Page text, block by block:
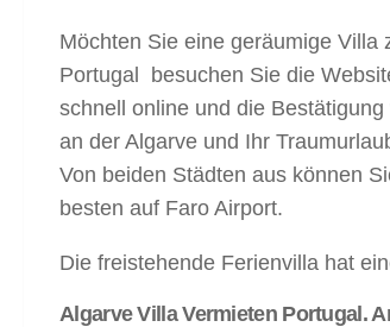
Möchten Sie eine geräumige Villa
Portugal besuchen Sie die
schnell online und die
an der Algarve und Ihr
Von beiden Städten aus können
besten auf Faro Airport.
Die freistehende Ferienvilla hat
Algarve Villa Vermieten Portugal.